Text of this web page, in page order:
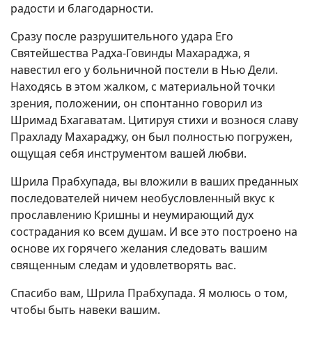
радости и благодарности.
Сразу после разрушительного удара Его
Святейшества Радха-Говинды Махараджа, я
навестил его у больничной постели в Нью Дели.
Находясь в этом жалком, с материальной точки
зрения, положении, он спонтанно говорил из
Шримад Бхагаватам. Цитируя стихи и вознося славу
Прахладу Махараджу, он был полностью погружен,
ощущая себя инструментом вашей любви.
Шрила Прабхупада, вы вложили в ваших преданных
последователей ничем необусловленный вкус к
прославлению Кришны и неумирающий дух
сострадания ко всем душам. И все это построено на
основе их горячего желания следовать вашим
священным следам и удовлетворять вас.
Спасибо вам, Шрила Прабхупада. Я молюсь о том,
чтобы быть навеки вашим.